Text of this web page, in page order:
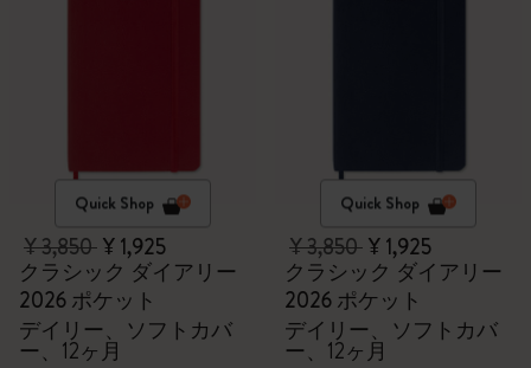
Quick Shop
¥ 3,850¥ 1,925
クラシック ダイアリー
2026 ポケット
デイリー、ソフトカバ
ー、12ヶ月
Quick Shop
¥ 3,850¥ 1,925
クラシック ダイアリー
2026 ポケット
デイリー、ソフトカバ
ー、12ヶ月